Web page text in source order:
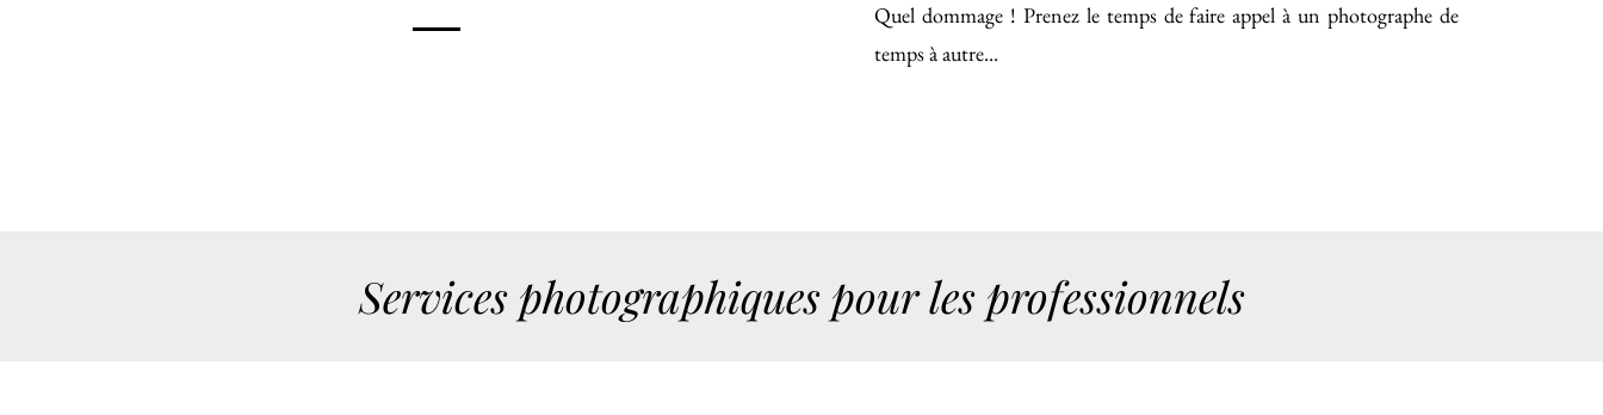
Quel dommage ! Prenez le temps de faire appel à un photographe de
temps à autre...
Services photographiques pour les professionnels